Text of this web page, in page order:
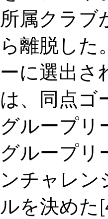
所属クラブ
ら離脱し
ーに選出さ
は、同点ゴ
グループリ
グループリ
ンチャレン
ルを決めた